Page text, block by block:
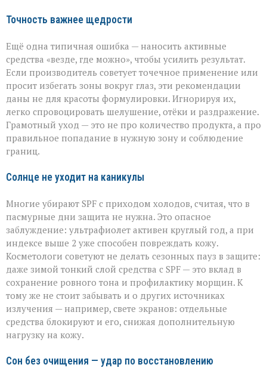
Точность важнее щедрости
Ещё одна типичная ошибка — наносить активные
средства «везде, где можно», чтобы усилить результат.
Если производитель советует точечное применение или
просит избегать зоны вокруг глаз, эти рекомендации
даны не для красоты формулировки. Игнорируя их,
легко спровоцировать шелушение, отёки и раздражение.
Грамотный уход — это не про количество продукта, а про
правильное попадание в нужную зону и соблюдение
границ.
Солнце не уходит на каникулы
Многие убирают SPF с приходом холодов, считая, что в
пасмурные дни защита не нужна. Это опасное
заблуждение: ультрафиолет активен круглый год, а при
индексе выше 2 уже способен повреждать кожу.
Косметологи советуют не делать сезонных пауз в защите:
даже зимой тонкий слой средства с SPF — это вклад в
сохранение ровного тона и профилактику морщин. К
тому же не стоит забывать и о других источниках
излучения — например, свете экранов: отдельные
средства блокируют и его, снижая дополнительную
нагрузку на кожу.
Сон без очищения — удар по восстановлению